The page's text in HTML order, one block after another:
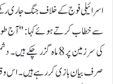
اسرائیلی فوج کے خلاف جنگ جاری
سے خطاب کرتے ہوئے کہا: "آج
کی سرزمین پر 8 ماہ
صرف بیان بازی کررہے ہیں۔ اس